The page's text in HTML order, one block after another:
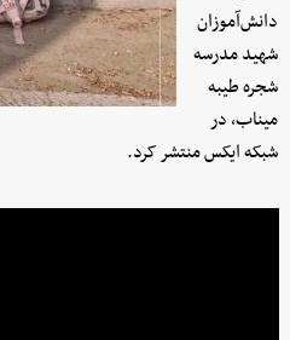
دانش‌آموزان
شهید مدرسه
شجره طیبه
میناب، در
شبکه ایکس منتشر کرد.